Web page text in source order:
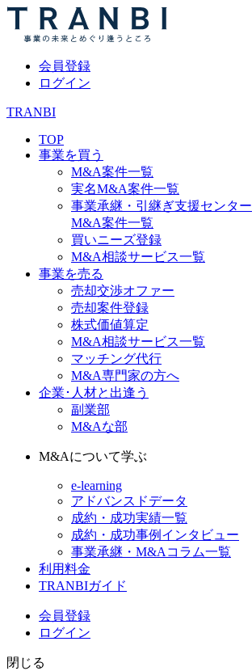
会員登録
ログイン
TRANBI
TOP
事業を買う
M&A案件一覧
実名M&A案件一覧
事業承継・引継ぎ支援センター
M&A案件一覧
買いニーズ登録
M&A相談サービス一覧
事業を売る
売却交渉オファー
売却案件登録
株式価値算定
M&A相談サービス一覧
マッチング代行
M&A専門家の方へ
企業･人材と出逢う
副業部
M&Aな部
M&Aについて学ぶ
e-learning
アドバンスドデータ
成約・成功実績一覧
成約・成功事例インタビュー
事業承継・M&Aコラム一覧
利用料金
TRANBIガイド
会員登録
ログイン
閉じる